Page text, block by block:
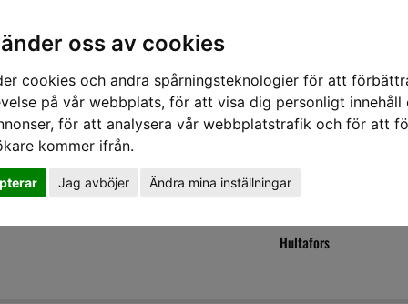
oss av cookies
cookies och andra spårningsteknologier för att
på vår webbplats, för att visa dig personligt innehåll
för att analysera vår webbplatstrafik och för att
kommer ifrån.
Jag avböjer Ändra mina inställningar
HÖRSELSKYDD HANDSKAR SKOR VERKTYG
Hultafors